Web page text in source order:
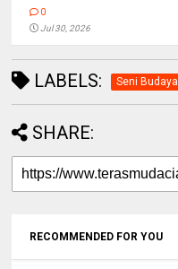
0
Jul 30, 2026
LABELS: Seni Budaya
SHARE:
RECOMMENDED FOR YOU